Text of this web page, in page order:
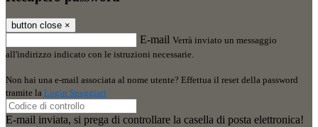
button close ×
E-mail Verrà inviato un messaggio
all'indirizzo indicato con le istruzioni necessarie.
Non hai una e-mail associata al nome utente? Effettua il reset della password
tramite la Login Spaggiari
E-mail inviata, si prega di controllare la casella di posta elettronica!